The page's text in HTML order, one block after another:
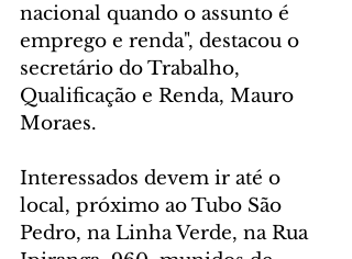
nacional quando o assunto é
emprego e renda", destacou o
secretário do Trabalho,
Qualificação e Renda, Mauro
Moraes.
Interessados devem ir até o
local, próximo ao Tubo São
Pedro, na Linha Verde, na Rua